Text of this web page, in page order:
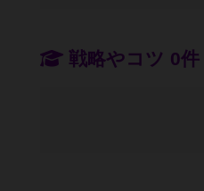
戦略やコツ 0件